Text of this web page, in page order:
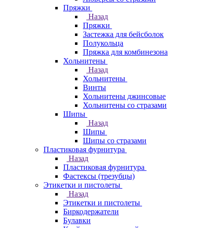
Пряжки
Назад
Пряжки
Застежка для бейсболок
Полукольца
Пряжка для комбинезона
Хольнитены
Назад
Хольнитены
Винты
Хольнитены джинсовые
Хольнитены со стразами
Шипы
Назад
Шипы
Шипы со стразами
Пластиковая фурнитура
Назад
Пластиковая фурнитура
Фастексы (трезубцы)
Этикетки и пистолеты
Назад
Этикетки и пистолеты
Биркодержатели
Булавки